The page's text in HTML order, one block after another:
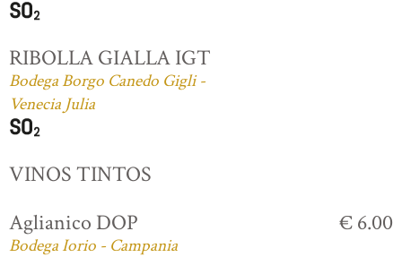
RIBOLLA GIALLA IGT
Bodega Borgo Canedo Gigli -
Venecia Julia
VINOS TINTOS
Aglianico DOP
Bodega Iorio - Campania
€ 6.00